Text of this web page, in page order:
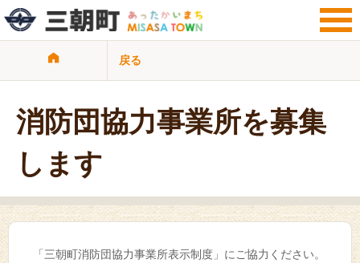
サイト検索
子育て・教育 健康・福祉・介護
ビジネス・事業者
サイトマップ リンク集
戻る
消防団協力事業所を募集
します
「三朝町消防団協力事業所表示制度」にご協力ください。